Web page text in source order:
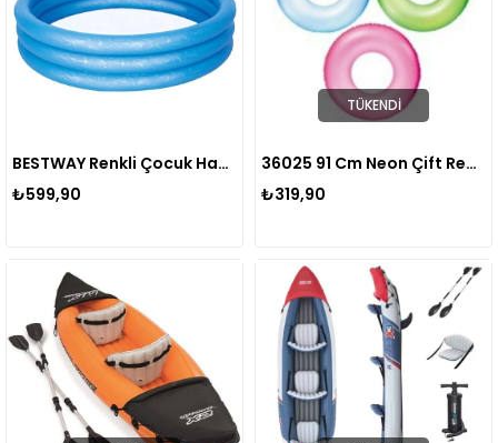
BESTWAY Renkli Çocuk Havuzu 122 Cm X 25 Cm
₺599,90
TÜKENDI
36025 91 Cm Neon Çift Renk Simit
₺319,90